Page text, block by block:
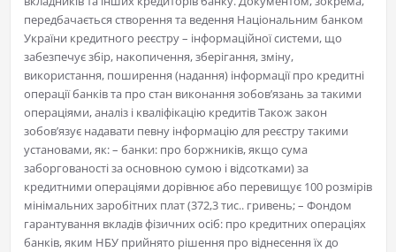
передбачається створення та ведення Національним банком
України кредитного реєстру – інформаційної системи, що
забезпечує збір, накопичення, зберігання, зміну,
використання, поширення (надання) інформації про кредитні
операції банків та про стан виконання зобов’язань за такими
операціями, аналіз і кваліфікацію кредитів Також закон
зобов’язує надавати певну інформацію для реєстру такими
установами, як: – банки: про боржників, якщо сума
заборгованості за основною сумою і відсотками) за
кредитними операціями дорівнює або перевищує 100 розмірів
мінімальних заробітних плат (372,3 тис.. гривень; – Фондом
гарантування вкладів фізичних осіб: про кредитних операціях
банків, яким НБУ прийнято рішення про віднесення їх до